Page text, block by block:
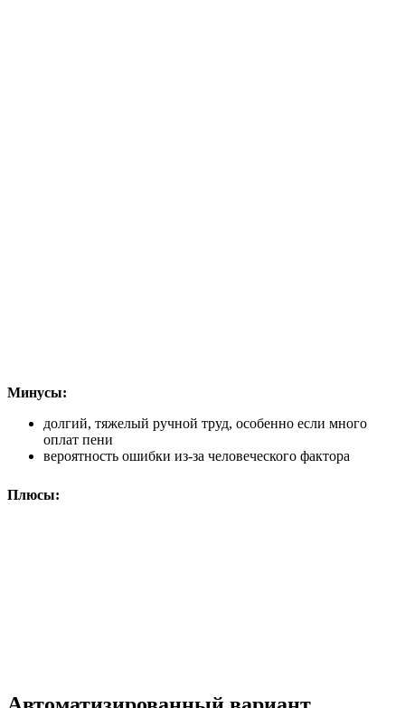
Минусы:
долгий, тяжелый ручной труд, особенно если много
оплат пени
вероятность ошибки из-за человеческого фактора
Плюсы: